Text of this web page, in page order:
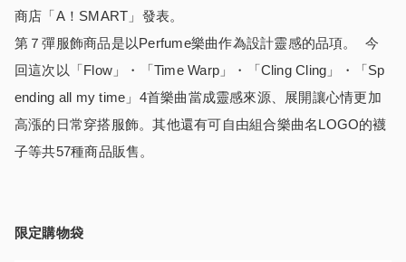
商店「A！SMART」發表。
第７彈服飾商品是以Perfume樂曲作為設計靈感的品項。 今
回這次以「Flow」・「Time Warp」・「Cling Cling」・「Sp
ending all my time」4首樂曲當成靈感來源、展開讓心情更加
高漲的日常穿搭服飾。其他還有可自由組合樂曲名LOGO的襪
子等共57種商品販售。
限定購物袋